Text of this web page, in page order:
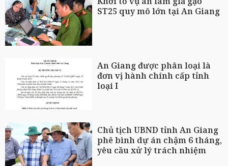
ST25 quy mô lớn tại An Giang
An Giang được phân loại là
đơn vị hành chính cấp tỉnh
loại I
Chủ tịch UBND tỉnh An Giang
phê bình dự án chậm 6 tháng,
yêu cầu xử lý trách nhiệm